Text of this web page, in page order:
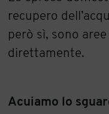
recupero
però sì, sono
direttamente.
Acuiamo lo